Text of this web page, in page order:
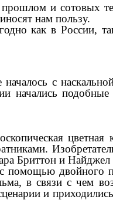
прошлом и сотовых
нам пользу.
как в России,
с
начались
Бриттон и
помощью двойного
в связи с чем
и